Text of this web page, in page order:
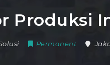
Produksi
Permanent